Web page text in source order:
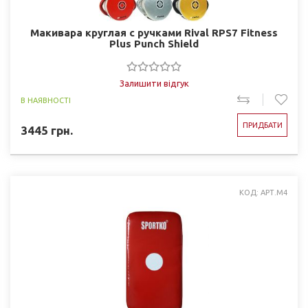
Макивара круглая с ручками Rival RPS7 Fitness
Plus Punch Shield
Залишити відгук
В НАЯВНОСТІ
3445 грн. ПРИДБАТИ
КОД: АРТ.М4